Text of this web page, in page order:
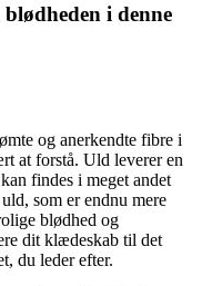
i denne
og anerkendte fibre i
at forstå. Uld leverer en
findes i meget andet
som er endnu mere
blødhed og
dit klædeskab til det
du leder efter.